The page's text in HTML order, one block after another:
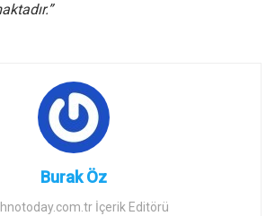
Burak Öz
İçerik Editörü